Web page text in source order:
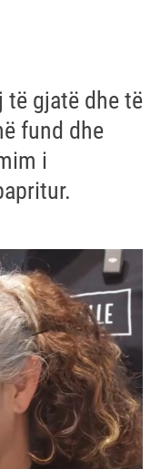
të gjatë dhe të
fund dhe
i